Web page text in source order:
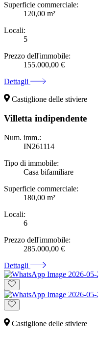
Superficie commerciale:
120,00 m²
Locali:
5
Prezzo dell'immobile:
155.000,00 €
Dettagli
Castiglione delle stiviere
Villetta indipendente
Num. imm.:
IN261114
Tipo di immobile:
Casa bifamiliare
Superficie commerciale:
180,00 m²
Locali:
6
Prezzo dell'immobile:
285.000,00 €
Dettagli
Castiglione delle stiviere